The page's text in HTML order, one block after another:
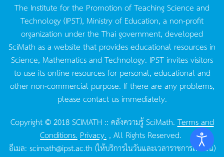
The Institute for the Promotion of Teaching Science and
Technology (IPST), Ministry of Education, a non-profit
organization under the Thai government, developed
SciMath as a website that provides educational resources in
Science, Mathematics and Technology. IPST invites visitors
to use its online resources for personal, educational and
other non-commercial purpose. If there are any problems,
please contact us immediately.
Copyright © 2018 SCIMATH :: คลังความรู้ SciMath.Terms and
Conditions. Privacy. , All Rights Reserved.
อีเมล: scimath@ipst.ac.th (ให้บริการในวันและเวลาราชการเท่านั้น)